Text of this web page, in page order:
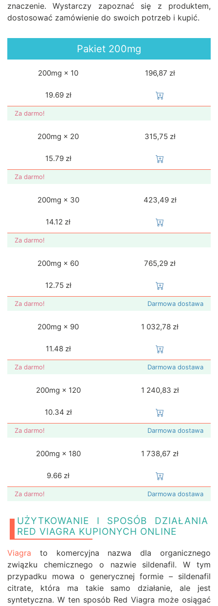
znaczenie. Wystarczy zapoznać się z produktem,
dostosować zamówienie do swoich potrzeb i kupić.
Pakiet 200mg
200mg × 10 196,87 zł
19.69 zł
Za darmo!
200mg × 20 315,75 zł
15.79 zł
Za darmo!
200mg × 30 423,49 zł
14.12 zł
Za darmo!
200mg × 60 765,29 zł
12.75 zł
Za darmo! Darmowa dostawa
200mg × 90 1 032,78 zł
11.48 zł
Za darmo! Darmowa dostawa
200mg × 120 1 240,83 zł
10.34 zł
Za darmo! Darmowa dostawa
200mg × 180 1 738,67 zł
9.66 zł
Za darmo! Darmowa dostawa
UŻYTKOWANIE I SPOSÓB DZIAŁANIA
RED VIAGRA KUPIONYCH ONLINE
Viagra to komercyjna nazwa dla organicznego
związku chemicznego o nazwie sildenafil. W tym
przypadku mowa o generycznej formie – sildenafil
citrate, która ma takie samo działanie, ale jest
syntetyczna. W ten sposób Red Viagra może osiągać